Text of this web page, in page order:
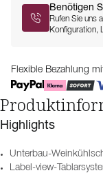
Benötigen
Rufen Sie uns
Konfiguration,
Flexible Bezahlung
Highlights
Unterbau-
Label-view-